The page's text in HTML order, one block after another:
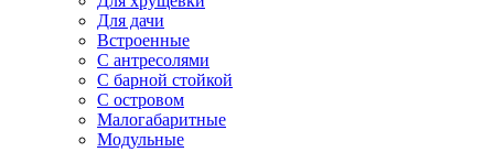
Для дачи
Встроенные
С антресолями
С барной стойкой
С островом
Малогабаритные
Модульные